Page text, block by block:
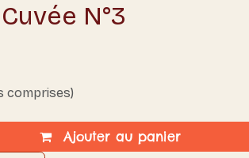
N°3
comprises)
Ajouter au panier